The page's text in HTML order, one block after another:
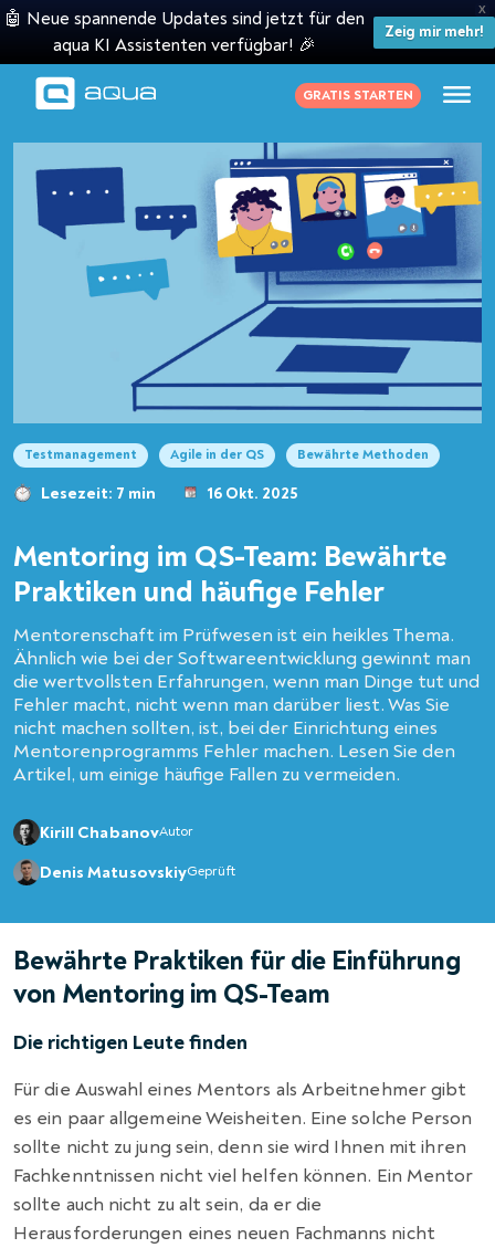
X
🤖 Neue spannende Updates sind jetzt für den
aqua KI Assistenten verfügbar! 🎉
Zeig mir mehr!
GRATIS STARTEN
Testmanagement Agile in der QS Bewährte Methoden
Lesezeit: 7 min 16 Okt. 2025
Mentoring im QS-Team: Bewährte
Praktiken und häufige Fehler
Mentorenschaft im Prüfwesen ist ein heikles Thema.
Ähnlich wie bei der Softwareentwicklung gewinnt man
die wertvollsten Erfahrungen, wenn man Dinge tut und
Fehler macht, nicht wenn man darüber liest. Was Sie
nicht machen sollten, ist, bei der Einrichtung eines
Mentorenprogramms Fehler machen. Lesen Sie den
Artikel, um einige häufige Fallen zu vermeiden.
Kirill ChabanovAutor
Denis MatusovskiyGeprüft
Bewährte Praktiken für die Einführung
von Mentoring im QS-Team
Die richtigen Leute finden
Für die Auswahl eines Mentors als Arbeitnehmer gibt
es ein paar allgemeine Weisheiten. Eine solche Person
sollte nicht zu jung sein, denn sie wird Ihnen mit ihren
Fachkenntnissen nicht viel helfen können. Ein Mentor
sollte auch nicht zu alt sein, da er die
Herausforderungen eines neuen Fachmanns nicht